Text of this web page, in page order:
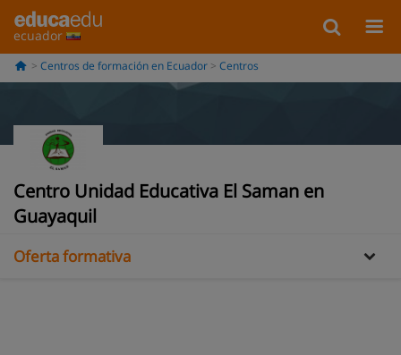
ecuador
Centros de formación en Ecuador Centros
Centro Unidad Educativa El Saman en
Guayaquil
Información
Galería
Oferta formativa